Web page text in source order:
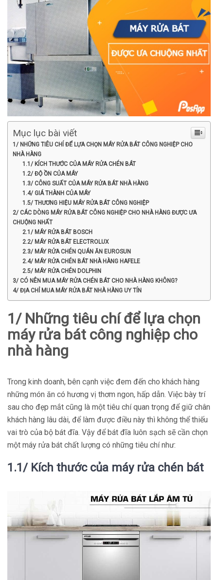
Mục lục bài viết
1/ NHỮNG TIÊU CHÍ ĐỂ LỰA CHỌN MÁY RỬA BÁT CÔNG NGHIỆP CHO
NHÀ HÀNG
1.1/ KÍCH THƯỚC CỦA MÁY RỬA CHÉN BÁT
1.2/ ĐỘ ỒN CỦA MÁY
1.3/ CÔNG SUẤT CỦA MÁY RỬA BÁT NHÀ HÀNG
1.4/ GIÁ THÀNH CỦA MÁY
1.5/ THƯƠNG HIỆU MÁY RỬA BÁT CÔNG NGHIỆP
2/ CÁC DÒNG MÁY RỬA BÁT CÔNG NGHIỆP CHO NHÀ HÀNG ĐƯỢC ƯA
CHUỘNG NHẤT
2.1/ MÁY RỬA BÁT BOSCH
2.2/ MÁY RỬA BÁT ELECTROLUX
2.3/ MÁY RỬA CHÉN QUÁN ĂN EUROSUN
2.4/ MÁY RỬA CHÉN BÁT NHÀ HÀNG HAFELE
2.5/ MÁY RỬA CHÉN DOLPHIN
3/ CÓ NÊN MUA MÁY RỬA CHÉN BÁT CHO NHÀ HÀNG KHÔNG?
4/ ĐỊA CHỈ MUA MÁY RỬA BÁT NHÀ HÀNG UY TÍN
1/ Những tiêu chí để lựa chọn
máy rửa bát công nghiệp cho
nhà hàng
Trong kinh doanh, bên cạnh việc đem đến cho khách hàng
những món ăn có hương vị thơm ngon, hấp dẫn. Việc bày trí
sau cho đẹp mắt cũng là một tiêu chí quan trọng để giữ chân
khách hàng lâu dài, để làm được điều này thì không thể thiếu
vai trò của bộ bát đĩa. Vậy để bát đĩa luôn sạch sẽ cần chọn
một máy rửa bát chất lượng có những tiêu chí như:
1.1/ Kích thước của máy rửa chén bát